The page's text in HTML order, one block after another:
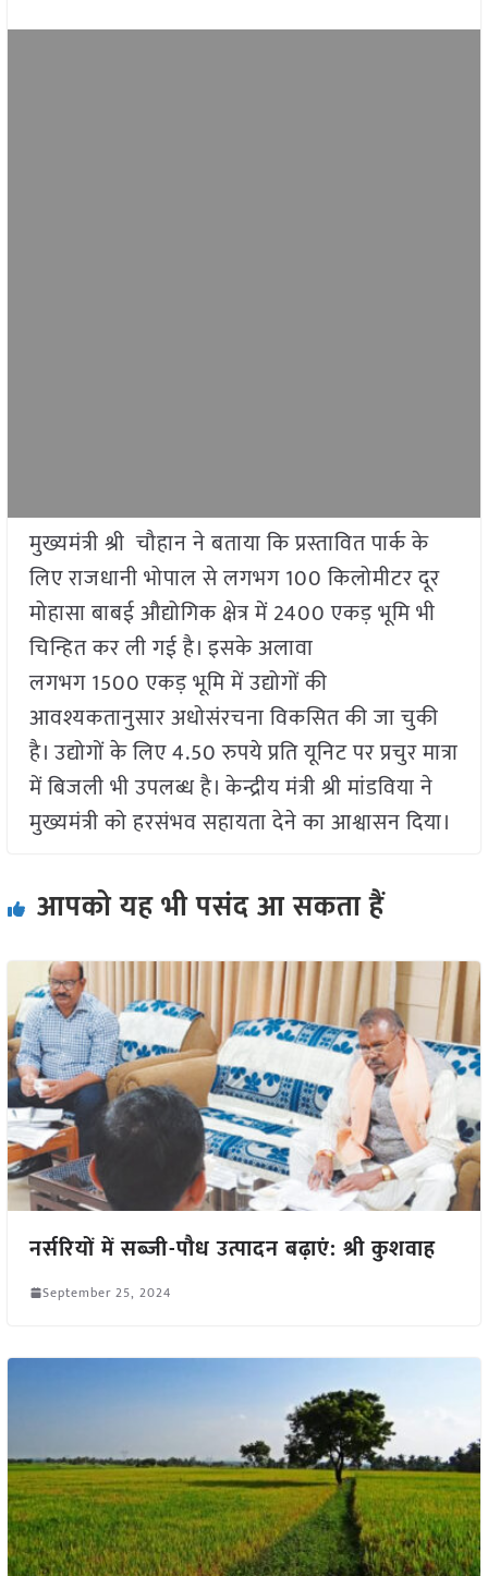
मुख्यमंत्री श्री चौहान ने बताया कि प्रस्तावित पार्क के
लिए राजधानी भोपाल से लगभग 100 किलोमीटर दूर
मोहासा बाबई औद्योगिक क्षेत्र में 2400 एकड़ भूमि भी
चिन्हित कर ली गई है। इसके अलावा
लगभग 1500 एकड़ भूमि में उद्योगों की
आवश्यकतानुसार अधोसंरचना विकसित की जा चुकी
है। उद्योगों के लिए 4.50 रुपये प्रति यूनिट पर प्रचुर मात्रा
में बिजली भी उपलब्ध है। केन्द्रीय मंत्री श्री मांडविया ने
मुख्यमंत्री को हरसंभव सहायता देने का आश्वासन दिया।
आपको यह भी पसंद आ सकता हैं
नर्सरियों में सब्जी-पौध उत्पादन बढ़ाएं: श्री कुशवाह
September 25, 2024